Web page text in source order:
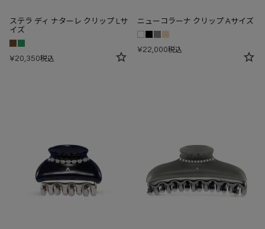
ステラ ディ ナターレ クリップ Lサ
イズ
¥20,350税込
ニューコラーナ クリップ Aサイズ
¥22,000税込